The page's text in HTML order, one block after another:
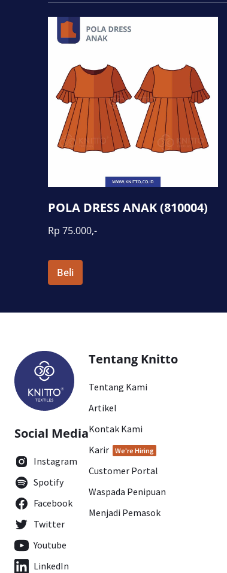
POLA DRESS ANAK (810004)
Rp 75.000,-
Beli
Social Media
Instagram
Spotify
Facebook
Twitter
Youtube
LinkedIn
Tentang Knitto
Tentang Kami
Artikel
Kontak Kami
Karir
We're Hiring
Customer Portal
Waspada Penipuan
Menjadi Pemasok